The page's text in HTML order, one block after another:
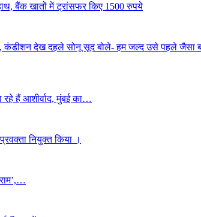
बैंक खातों में ट्रांसफर किए 1500 रुपये
देख दहले सोनू सूद बोले- हम जल्द उसे पहले जैसा
रहे हैं आशीर्वाद, मुंबई का…
नियुक्त किया ।